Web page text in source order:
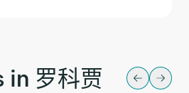
in 罗科贾